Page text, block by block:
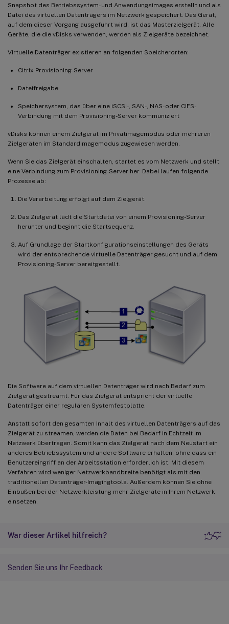
Snapshot des Betriebssystem- und Anwendungsimages erstellt und als
Datei des virtuellen Datenträgers im Netzwerk gespeichert. Das Gerät,
auf dem dieser Vorgang ausgeführt wird, ist das Masterzielgerät. Alle
Geräte, die die vDisks verwenden, werden als Zielgeräte bezeichnet.
Virtuelle Datenträger existieren an folgenden Speicherorten:
Citrix Provisioning-Server
Dateifreigabe
Speichersystem, das über eine iSCSI-, SAN-, NAS- oder CIFS-
Verbindung mit dem Provisioning-Server kommuniziert
vDisks können einem Zielgerät im Privatimagemodus oder mehreren
Zielgeräten im Standardimagemodus zugewiesen werden.
Wenn Sie das Zielgerät einschalten, startet es vom Netzwerk und stellt
eine Verbindung zum Provisioning-Server her. Dabei laufen folgende
Prozesse ab:
Die Verarbeitung erfolgt auf dem Zielgerät.
Das Zielgerät lädt die Startdatei von einem Provisioning-Server
herunter und beginnt die Startsequenz.
Auf Grundlage der Startkonfigurationseinstellungen des Geräts
wird der entsprechende virtuelle Datenträger gesucht und auf dem
Provisioning-Server bereitgestellt.
Die Software auf dem virtuellen Datenträger wird nach Bedarf zum
Zielgerät gestreamt. Für das Zielgerät entspricht der virtuelle
Datenträger einer regulären Systemfestplatte.
Anstatt sofort den gesamten Inhalt des virtuellen Datenträgers auf das
Zielgerät zu streamen, werden die Daten bei Bedarf in Echtzeit im
Netzwerk übertragen. Somit kann das Zielgerät nach dem Neustart ein
anderes Betriebssystem und andere Software erhalten, ohne dass ein
Benutzereingriff an der Arbeitsstation erforderlich ist. Mit diesem
Verfahren wird weniger Netzwerkbandbreite benötigt als mit den
traditionellen Datenträger-Imagingtools. Außerdem können Sie ohne
Einbußen bei der Netzwerkleistung mehr Zielgeräte in Ihrem Netzwerk
einsetzen.
War dieser Artikel hilfreich?
Senden Sie uns Ihr Feedback